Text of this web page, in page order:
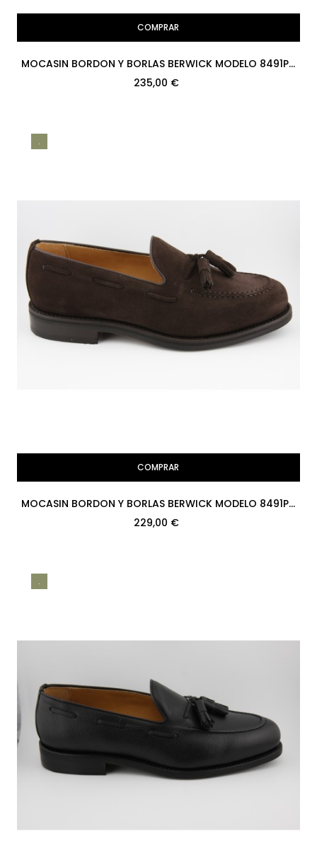
COMPRAR
MOCASIN BORDON Y BORLAS BERWICK MODELO 8491PR
H08 REPELLO GUM OIL...
235,00 €
.
COMPRAR
MOCASIN BORDON Y BORLAS BERWICK MODELO 8491PR
H08 SUPERBUCK 173 RUBBER
229,00 €
.